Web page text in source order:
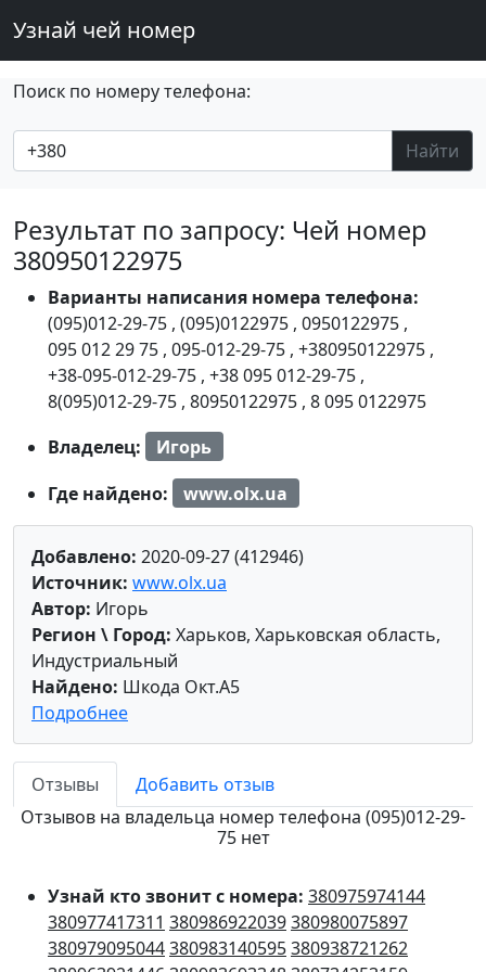
Узнай чей номер
Поиск по номеру телефона:
Найти
Результат по запросу: Чей номер
380950122975
Варианты написания номера телефона:
(095)012-29-75 , (095)0122975 , 0950122975 ,
095 012 29 75 , 095-012-29-75 , +380950122975 ,
+38-095-012-29-75 , +38 095 012-29-75 ,
8(095)012-29-75 , 80950122975 , 8 095 0122975
Владелец:
Игорь
Где найдено:
www.olx.ua
Добавлено: 2020-09-27 (412946)
Источник: www.olx.ua
Автор: Игорь
Регион \ Город: Харьков, Харьковская область,
Индустриальный
Найдено: Шкода Окт.А5
Подробнее
Отзывы
Добавить отзыв
Отзывов на владельца номер телефона (095)012-29-
75 нет
Узнай кто звонит с номера: 380975974144
380977417311 380986922039380980075897
380979095044380983140595380938721262